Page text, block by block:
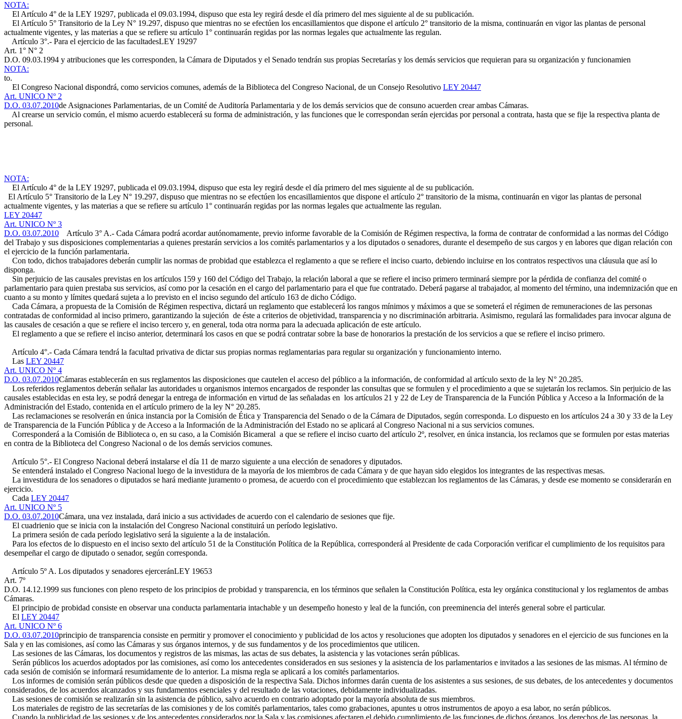
NOTA:
El Artículo 4° de la LEY 19297, publicada el 09.03.1994, dispuso que esta ley regirá desde el día primero del mes siguiente al de su publicación.
El Artículo 5° Transitorio de la Ley N° 19.297, dispuso que mientras no se efectúen los encasillamientos que dispone el artículo 2° transitorio de la misma, continuarán en vigor las plantas de personal
actualmente vigentes, y las materias a que se refiere su artículo 1° continuarán regidas por las normas legales que actualmente las regulan.
Artículo 3°.- Para el ejercicio de las facultadesLEY 19297
Art. 1° N° 2
D.O. 09.03.1994 y atribuciones que les corresponden, la Cámara de Diputados y el Senado tendrán sus propias Secretarías y los demás servicios que requieran para su organización y funcionamien
NOTA:
to.
El Congreso Nacional dispondrá, como servicios comunes, además de la Biblioteca del Congreso Nacional, de un Consejo Resolutivo LEY 20447
Art. UNICO Nº 2
D.O. 03.07.2010de Asignaciones Parlamentarias, de un Comité de Auditoría Parlamentaria y de los demás servicios que de consuno acuerden crear ambas Cámaras.
Al crearse un servicio común, el mismo acuerdo establecerá su forma de administración, y las funciones que le correspondan serán ejercidas por personal a contrata, hasta que se fije la respectiva planta de
personal.
NOTA:
El Artículo 4° de la LEY 19297, publicada el 09.03.1994, dispuso que esta ley regirá desde el día primero del mes siguiente al de su publicación.
El Artículo 5° Transitorio de la Ley N° 19.297, dispuso que mientras no se efectúen los encasillamientos que dispone el artículo 2° transitorio de la misma, continuarán en vigor las plantas de personal
actualmente vigentes, y las materias a que se refiere su artículo 1° continuarán regidas por las normas legales que actualmente las regulan.
LEY 20447
Art. UNICO Nº 3
D.O. 03.07.2010 Artículo 3° A.- Cada Cámara podrá acordar autónomamente, previo informe favorable de la Comisión de Régimen respectiva, la forma de contratar de conformidad a las normas del Código
del Trabajo y sus disposiciones complementarias a quienes prestarán servicios a los comités parlamentarios y a los diputados o senadores, durante el desempeño de sus cargos y en labores que digan relación con
el ejercicio de la función parlamentaria.
Con todo, dichos trabajadores deberán cumplir las normas de probidad que establezca el reglamento a que se refiere el inciso cuarto, debiendo incluirse en los contratos respectivos una cláusula que así lo
disponga.
Sin perjuicio de las causales previstas en los artículos 159 y 160 del Código del Trabajo, la relación laboral a que se refiere el inciso primero terminará siempre por la pérdida de confianza del comité o
parlamentario para quien prestaba sus servicios, así como por la cesación en el cargo del parlamentario para el que fue contratado. Deberá pagarse al trabajador, al momento del término, una indemnización que en
cuanto a su monto y límites quedará sujeta a lo previsto en el inciso segundo del artículo 163 de dicho Código.
Cada Cámara, a propuesta de la Comisión de Régimen respectiva, dictará un reglamento que establecerá los rangos mínimos y máximos a que se someterá el régimen de remuneraciones de las personas
contratadas de conformidad al inciso primero, garantizando la sujeción de éste a criterios de objetividad, transparencia y no discriminación arbitraria. Asimismo, regulará las formalidades para invocar alguna de
las causales de cesación a que se refiere el inciso tercero y, en general, toda otra norma para la adecuada aplicación de este artículo.
El reglamento a que se refiere el inciso anterior, determinará los casos en que se podrá contratar sobre la base de honorarios la prestación de los servicios a que se refiere el inciso primero.
Artículo 4°.- Cada Cámara tendrá la facultad privativa de dictar sus propias normas reglamentarias para regular su organización y funcionamiento interno.
Las LEY 20447
Art. UNICO Nº 4
D.O. 03.07.2010Cámaras establecerán en sus reglamentos las disposiciones que cautelen el acceso del público a la información, de conformidad al artículo sexto de la ley N° 20.285.
Los referidos reglamentos deberán señalar las autoridades u organismos internos encargados de responder las consultas que se formulen y el procedimiento a que se sujetarán los reclamos. Sin perjuicio de las
causales establecidas en esta ley, se podrá denegar la entrega de información en virtud de las señaladas en los artículos 21 y 22 de Ley de Transparencia de la Función Pública y Acceso a la Información de la
Administración del Estado, contenida en el artículo primero de la ley N° 20.285.
Las reclamaciones se resolverán en única instancia por la Comisión de Ética y Transparencia del Senado o de la Cámara de Diputados, según corresponda. Lo dispuesto en los artículos 24 a 30 y 33 de la Ley
de Transparencia de la Función Pública y de Acceso a la Información de la Administración del Estado no se aplicará al Congreso Nacional ni a sus servicios comunes.
Corresponderá a la Comisión de Biblioteca o, en su caso, a la Comisión Bicameral a que se refiere el inciso cuarto del artículo 2º, resolver, en única instancia, los reclamos que se formulen por estas materias
en contra de la Biblioteca del Congreso Nacional o de los demás servicios comunes.
Artículo 5°.- El Congreso Nacional deberá instalarse el día 11 de marzo siguiente a una elección de senadores y diputados.
Se entenderá instalado el Congreso Nacional luego de la investidura de la mayoría de los miembros de cada Cámara y de que hayan sido elegidos los integrantes de las respectivas mesas.
La investidura de los senadores o diputados se hará mediante juramento o promesa, de acuerdo con el procedimiento que establezcan los reglamentos de las Cámaras, y desde ese momento se considerarán en
ejercicio.
Cada LEY 20447
Art. UNICO Nº 5
D.O. 03.07.2010Cámara, una vez instalada, dará inicio a sus actividades de acuerdo con el calendario de sesiones que fije.
El cuadrienio que se inicia con la instalación del Congreso Nacional constituirá un período legislativo.
La primera sesión de cada período legislativo será la siguiente a la de instalación.
Para los efectos de lo dispuesto en el inciso sexto del artículo 51 de la Constitución Política de la República, corresponderá al Presidente de cada Corporación verificar el cumplimiento de los requisitos para
desempeñar el cargo de diputado o senador, según corresponda.
Artículo 5º A. Los diputados y senadores ejerceránLEY 19653
Art. 7º
D.O. 14.12.1999 sus funciones con pleno respeto de los principios de probidad y transparencia, en los términos que señalen la Constitución Política, esta ley orgánica constitucional y los reglamentos de ambas
Cámaras.
El principio de probidad consiste en observar una conducta parlamentaria intachable y un desempeño honesto y leal de la función, con preeminencia del interés general sobre el particular.
El LEY 20447
Art. UNICO Nº 6
D.O. 03.07.2010principio de transparencia consiste en permitir y promover el conocimiento y publicidad de los actos y resoluciones que adopten los diputados y senadores en el ejercicio de sus funciones en la
Sala y en las comisiones, así como las Cámaras y sus órganos internos, y de sus fundamentos y de los procedimientos que utilicen.
Las sesiones de las Cámaras, los documentos y registros de las mismas, las actas de sus debates, la asistencia y las votaciones serán públicas.
Serán públicos los acuerdos adoptados por las comisiones, así como los antecedentes considerados en sus sesiones y la asistencia de los parlamentarios e invitados a las sesiones de las mismas. Al término de
cada sesión de comisión se informará resumidamente de lo anterior. La misma regla se aplicará a los comités parlamentarios.
Los informes de comisión serán públicos desde que queden a disposición de la respectiva Sala. Dichos informes darán cuenta de los asistentes a sus sesiones, de sus debates, de los antecedentes y documentos
considerados, de los acuerdos alcanzados y sus fundamentos esenciales y del resultado de las votaciones, debidamente individualizadas.
Las sesiones de comisión se realizarán sin la asistencia de público, salvo acuerdo en contrario adoptado por la mayoría absoluta de sus miembros.
Los materiales de registro de las secretarías de las comisiones y de los comités parlamentarios, tales como grabaciones, apuntes u otros instrumentos de apoyo a esa labor, no serán públicos.
Cuando la publicidad de las sesiones y de los antecedentes considerados por la Sala y las comisiones afectaren el debido cumplimiento de las funciones de dichos órganos, los derechos de las personas, la